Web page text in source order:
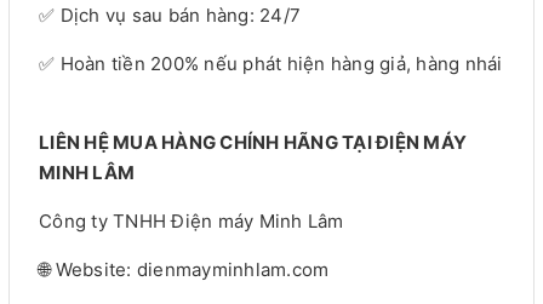
✅ Dịch vụ sau bán hàng: 24/7
✅ Hoàn tiền 200% nếu phát hiện hàng giả, hàng nhái
LIÊN HỆ MUA HÀNG CHÍNH HÃNG TẠI ĐIỆN MÁY
MINH LÂM
Công ty TNHH Điện máy Minh Lâm
🌐 Website: dienmayminhlam.com